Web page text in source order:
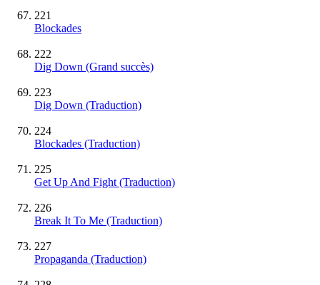
221
Blockades
222
Dig Down (Grand succès)
223
Dig Down (Traduction)
224
Blockades (Traduction)
225
Get Up And Fight (Traduction)
226
Break It To Me (Traduction)
227
Propaganda (Traduction)